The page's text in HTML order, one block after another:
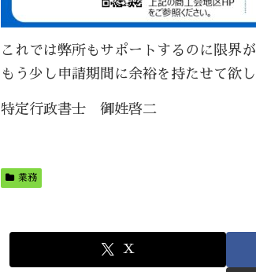
これでは弊所もサポートするのに限界が
もう少し申請期間に余裕を持たせて欲し
特定行政書士 御姓啓二
業務
X